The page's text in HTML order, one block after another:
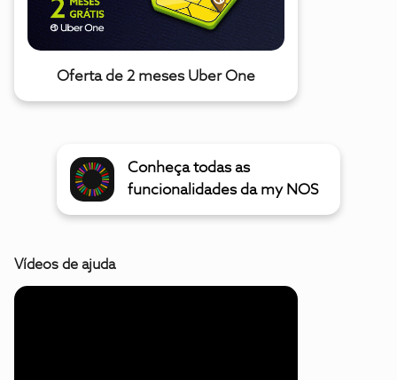
Oferta de 2 meses Uber One
Conheça todas as
funcionalidades da my NOS
Vídeos de ajuda